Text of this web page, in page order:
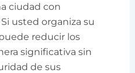
ciudad con
usted organiza su
reducir los
significativa sin
de sus